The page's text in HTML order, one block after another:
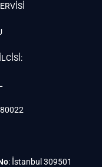
: İstanbul 309501